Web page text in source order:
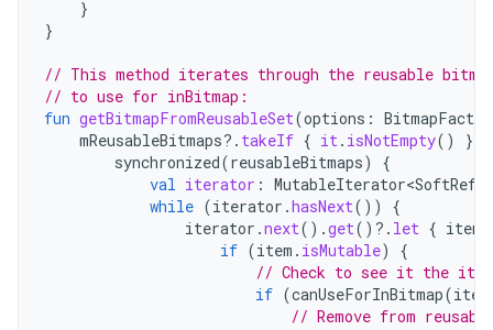
}
}
// This method iterates through the reusable
// to use for inBitmap:
fun getBitmapFromReusableSet(options :
mReusableBitmaps?. takeIf { it. isNotEmpty() }
synchronized(reusableBitmaps)
{
val iterator :
while (iterator .hasNext())
{
iterator .next().get() ?. let { item
if (item . isMutable)
{
// Check to see it the
if (canUseForInBitmap(item
// Remove from